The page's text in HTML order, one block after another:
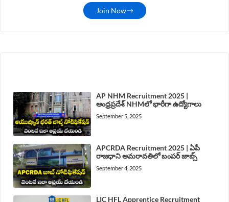
Join Now
AP NHM Recruitment 2025 |
ఆంధ్రప్రదేశ్ NHMలో భారీగా ఉద్యోగాలు
September 5, 2025
APCRDA Recruitment 2025 | ఏపీ
రాజధాని అమరావతిలో బంపర్ జాబ్స్
September 4, 2025
LIC HFL Apprentice Recruitment